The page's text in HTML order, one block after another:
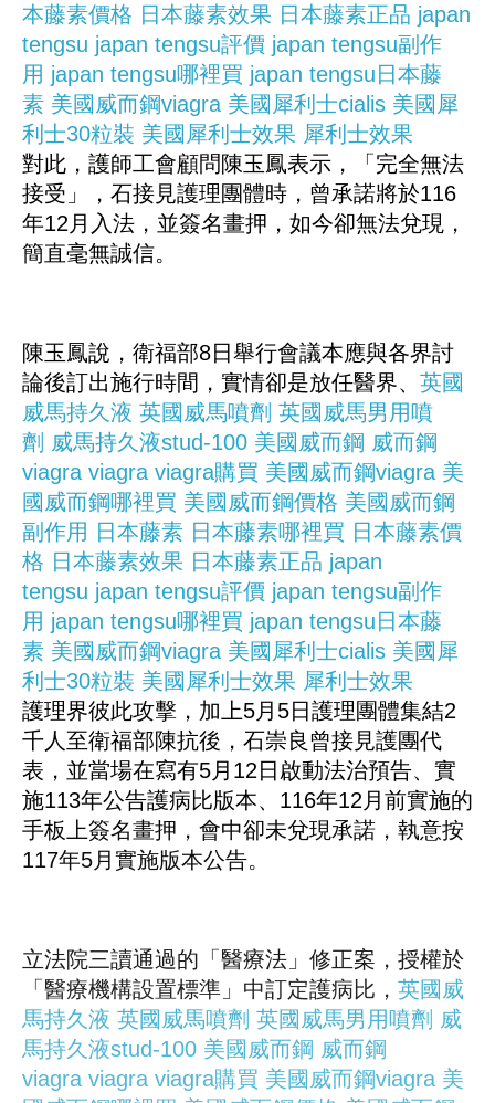
本藤素價格 日本藤素效果 日本藤素正品 japan
tengsu japan tengsu評價 japan tengsu副作
用 japan tengsu哪裡買 japan tengsu日本藤
素 美國威而鋼viagra 美國犀利士cialis 美國犀
利士30粒裝 美國犀利士效果 犀利士效果
對此，護師工會顧問陳玉鳳表示，「完全無法
接受」，石接見護理團體時，曾承諾將於116
年12月入法，並簽名畫押，如今卻無法兌現，
簡直毫無誠信。
陳玉鳳說，衛福部8日舉行會議本應與各界討
論後訂出施行時間，實情卻是放任醫界、 英國
威馬持久液 英國威馬噴劑 英國威馬男用噴
劑 威馬持久液stud-100 美國威而鋼 威而鋼
viagra viagra viagra購買 美國威而鋼viagra 美
國威而鋼哪裡買 美國威而鋼價格 美國威而鋼
副作用 日本藤素 日本藤素哪裡買 日本藤素價
格 日本藤素效果 日本藤素正品 japan
tengsu japan tengsu評價 japan tengsu副作
用 japan tengsu哪裡買 japan tengsu日本藤
素 美國威而鋼viagra 美國犀利士cialis 美國犀
利士30粒裝 美國犀利士效果 犀利士效果
護理界彼此攻擊，加上5月5日護理團體集結2
千人至衛福部陳抗後，石崇良曾接見護團代
表，並當場在寫有5月12日啟動法治預告、實
施113年公告護病比版本、116年12月前實施的
手板上簽名畫押，會中卻未兌現承諾，執意按
117年5月實施版本公告。
立法院三讀通過的「醫療法」修正案，授權於
「醫療機構設置標準」中訂定護病比， 英國威
馬持久液 英國威馬噴劑 英國威馬男用噴劑 威
馬持久液stud-100 美國威而鋼 威而鋼
viagra viagra viagra購買 美國威而鋼viagra 美